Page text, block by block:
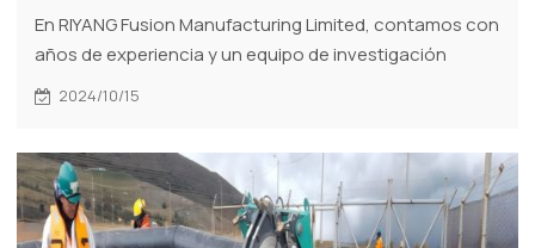
En RIYANG Fusion Manufacturing Limited, contamos con
años de experiencia y un equipo de investigación
dedicado para ayudarle a maximizar la vida útil y el
soporte experto para garantizar la eficiencia de sus
operaciones. Visite www.riyang-welding.com para
descubrir cómo nuestra experiencia puede garantizar
2024/10/15